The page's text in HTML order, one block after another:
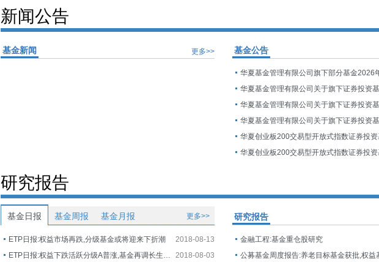
新闻公告
更多>>
基金新闻 基金公告
研究报告
基金日报 基金周报 基金月报 更多>>
2018-08-13
ETP日报:权益市场再跌,分级基金或将迎来下折潮
2018-08-03
ETP日报:权益下跌活跃分级A普涨,基金再调长生生物估值
研究报告
金融工程:基金重仓股研究